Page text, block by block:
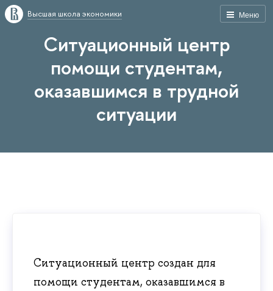
Меню
Высшая школа экономики
Ситуационный центр
помощи студентам,
оказавшимся в трудной
ситуации
Ситуационный центр создан для
помощи студентам, оказавшимся в